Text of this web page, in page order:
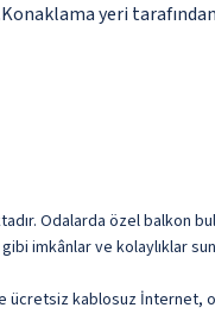
yeri
Odalarda özel balkon
imkânlar ve kolaylıklar
ücretsiz kablosuz